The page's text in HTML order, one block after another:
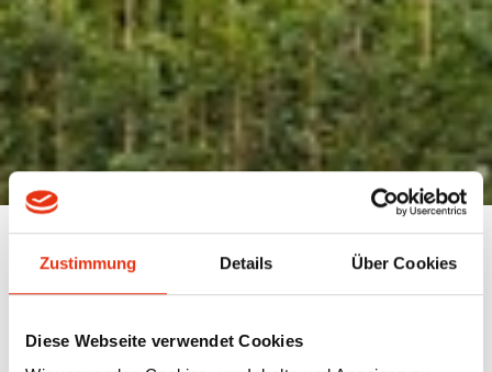
Zustimmung Details Über Cookies
Diese Webseite verwendet Cookies
WOHNQUARTIER GRÜNE UHLE
< zur Auswahl nächstes Projekt >
OLDENBURG, 2020